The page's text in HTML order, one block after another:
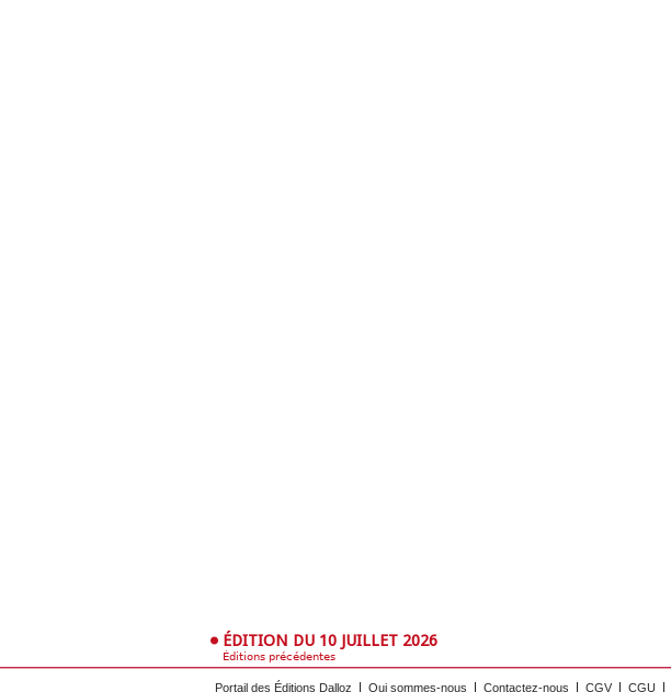
ÉDITION DU 10 JUILLET 2026
Éditions précédentes
Portail des Éditions Dalloz Qui sommes-nous Contactez-nous CGV CGU